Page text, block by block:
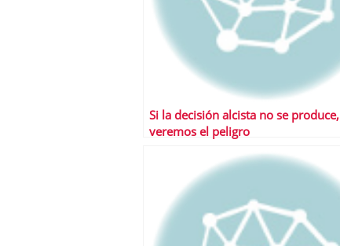
Si la decisión alcista no se produce,
veremos el peligro